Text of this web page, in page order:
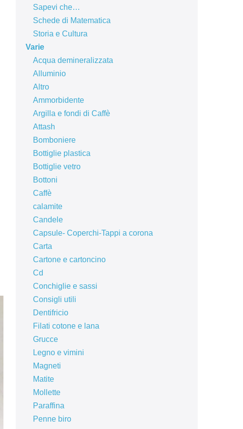
Sapevi che…
Schede di Matematica
Storia e Cultura
Varie
Acqua demineralizzata
Alluminio
Altro
Ammorbidente
Argilla e fondi di Caffè
Attash
Bomboniere
Bottiglie plastica
Bottiglie vetro
Bottoni
Caffè
calamite
Candele
Capsule- Coperchi-Tappi a corona
Carta
Cartone e cartoncino
Cd
Conchiglie e sassi
Consigli utili
Dentifricio
Filati cotone e lana
Grucce
Legno e vimini
Magneti
Matite
Mollette
Paraffina
Penne biro